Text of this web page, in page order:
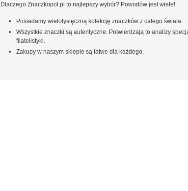
Dlaczego Znaczkopol.pl to najlepszy wybór? Powodów jest wiele!
Posiadamy wielotysięczną kolekcję znaczków z całego świata.
Wszystkie znaczki są autentyczne. Potwierdzają to analizy
filatelistyki.
Zakupy w naszym sklepie są łatwe dla każdego.